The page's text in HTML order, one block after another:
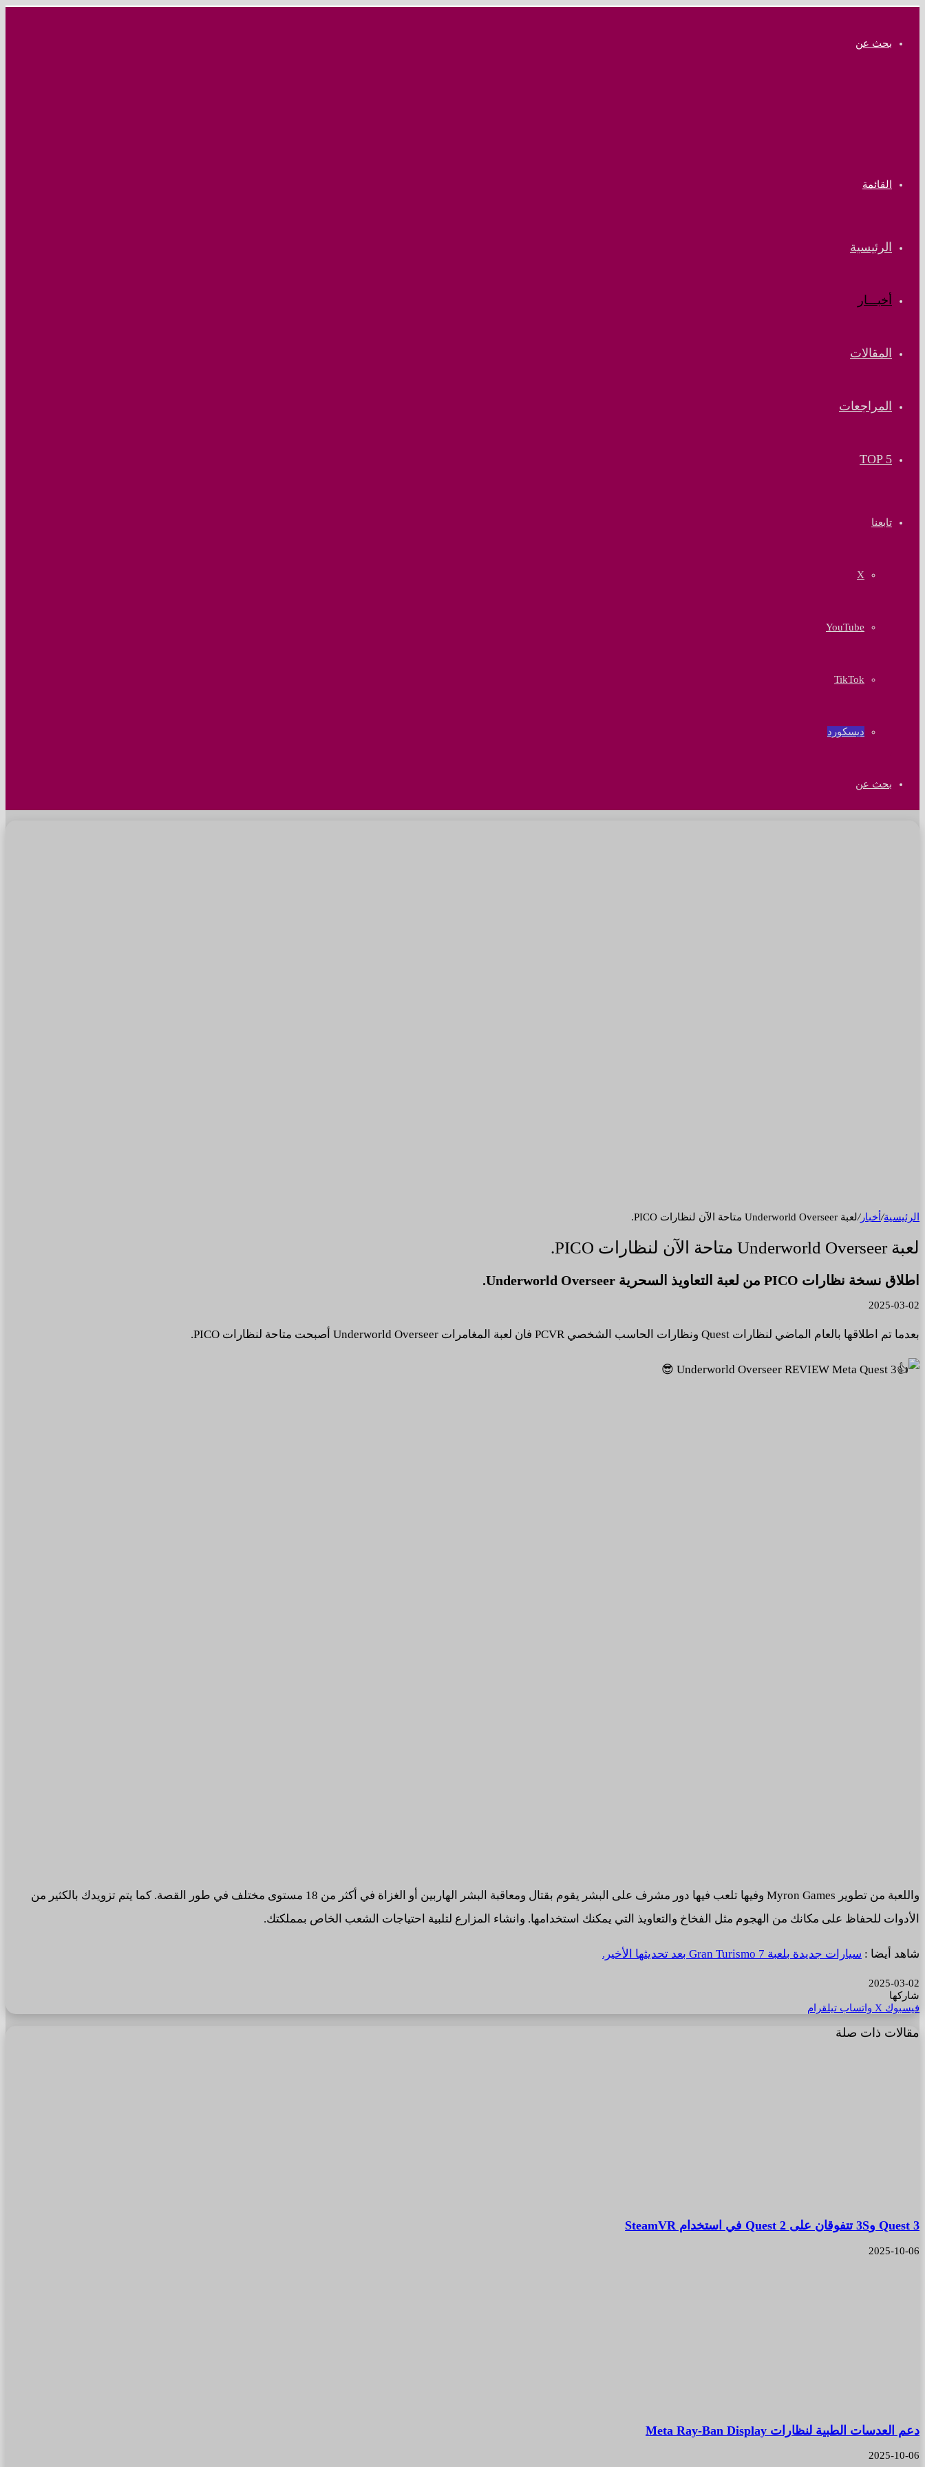
بحث عن
القائمة
الرئيسية
أخبـــار
المقالات
المراجعات
TOP 5
تابعنا
‫X
‫YouTube
‫TikTok
ديسكورد
بحث عن
الرئيسية/ أخبار/لعبة Underworld Overseer متاحة الآن لنظارات PICO.
لعبة Underworld Overseer متاحة الآن لنظارات PICO.
اطلاق نسخة نظارات PICO من لعبة التعاويذ السحرية Underworld Overseer.
2025-03-02
بعدما تم اطلاقها بالعام الماضي لنظارات Quest ونظارات الحاسب الشخصي PCVR فان لعبة المغامرات Underworld Overseer أصبحت متاحة لنظارات PICO.
واللعبة من تطوير Myron Games وفيها تلعب فيها دور مشرف على البشر يقوم بقتال ومعاقبة البشر الهاربين أو الغزاة في أكثر من 18 مستوى مختلف في طور القصة. كما يتم تزويدك بالكثير من
الأدوات للحفاظ على مكانك من الهجوم مثل الفخاخ والتعاويذ التي يمكنك استخدامها. وانشاء المزارع لتلبية احتياجات الشعب الخاص بمملكتك.
شاهد أيضا : سيارات جديدة بلعبة Gran Turismo 7 بعد تحديثها الأخير.
2025-03-02
شاركها
فيسبوك ‫X واتساب تيلقرام
مقالات ذات صلة
Quest 3 و3S تتفوقان على Quest 2 في استخدام SteamVR
2025-10-06
دعم العدسات الطبية لنظارات Meta Ray-Ban Display
2025-10-06